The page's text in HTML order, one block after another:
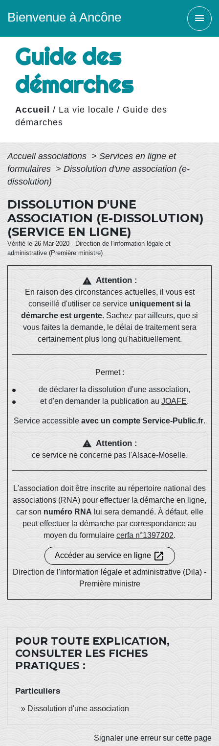
Bienvenue à Ancône menu
Guide des
démarches
Accueil / La vie locale / Guide des
démarches
Accueil associations > Services en ligne et
formulaires > Dissolution d'une association (e-
dissolution)
DISSOLUTION D'UNE
ASSOCIATION (E-DISSOLUTION)
(SERVICE EN LIGNE)
Vérifié le 26 Mar 2020 - Direction de l'information légale et
administrative (Première ministre)
warning Attention :
En raison des circonstances actuelles, il vous est
conseillé d'utiliser ce service uniquement si la
démarche est urgente. Sachez par ailleurs, que si
vous faites la demande, le délai de traitement sera
certainement plus long qu'habituellement.
Permet :
de déclarer la dissolution d'une association,
et d'en demander la publication au JOAFE.
Service accessible avec un compte Service-Public.fr.
warning Attention :
ce service ne concerne pas l'Alsace-Moselle.
L'association doit être inscrite au répertoire national des
associations (RNA) pour effectuer la démarche en ligne,
car son numéro RNA lui sera demandé. À défaut, elle
peut effectuer la démarche par correspondance au
moyen du formulaire cerfa n°1397202.
Accéder au service en ligne open_in_new
Direction de l'information légale et administrative (Dila) -
Première ministre
POUR TOUTE EXPLICATION,
CONSULTER LES FICHES
PRATIQUES :
Particuliers
Dissolution d'une association
Signaler une erreur sur cette page